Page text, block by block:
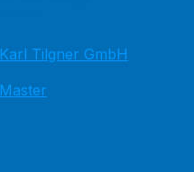
Karl Tilgner GmbH
Master